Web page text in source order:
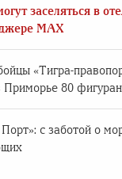
заселяться в
MAX
«Тигра-
Приморье 80
с заботой о